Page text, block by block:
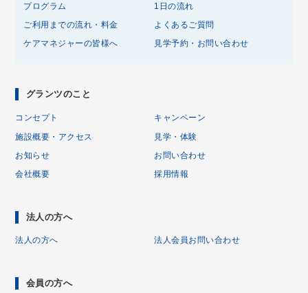
プログラム 1日の流れ
ご利用までの流れ・料金 よくあるご質問
ケアマネジャーの皆様へ 見学予約・お問い合わせ
グランツのこと
コンセプト キャンペーン
施設概要・アクセス 見学・体験
お知らせ お問い合わせ
会社概要 採用情報
法人の方へ
法人の方へ 法人会員お問い合わせ
会員の方へ